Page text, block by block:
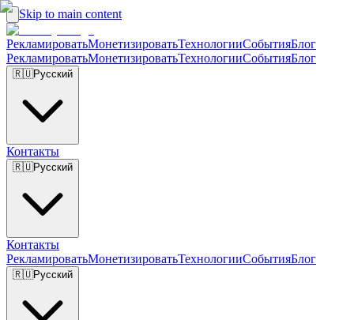
Skip to main content
РекламироватьМонетизироватьТехнологииСобытияБлог
РекламироватьМонетизироватьТехнологииСобытияБлог
🇷🇺Русский
Контакты
🇷🇺Русский
Контакты
РекламироватьМонетизироватьТехнологииСобытияБлог
🇷🇺Русский